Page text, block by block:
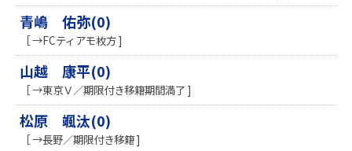
青嶋 佑弥(0)
［ →FCティアモ枚方 ]
山越 康平(0)
［ →東京Ｖ／期限付き移籍期間満了 ]
松原 颯汰(0)
［ →長野／期限付き移籍 ]